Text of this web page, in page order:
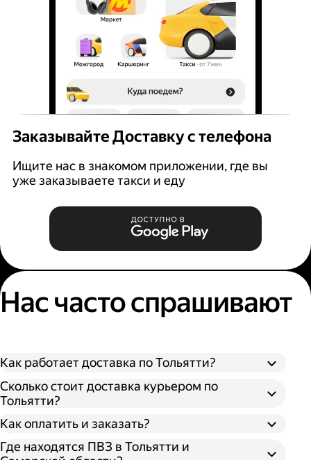
Заказывайте Доставку с телефона
Ищите нас в знакомом приложении, где вы
уже заказываете такси и еду
Нас часто спрашивают
Как работает доставка по Тольятти?
Оформите доставку в приложении Яндекс
Доставки.
Сколько стоит доставка курьером по
Тольятти?
Как оплатить и заказать?
Где находятся ПВЗ в Тольятти и